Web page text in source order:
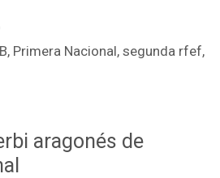
, Primera Nacional,segunda rfef,
aragonés de